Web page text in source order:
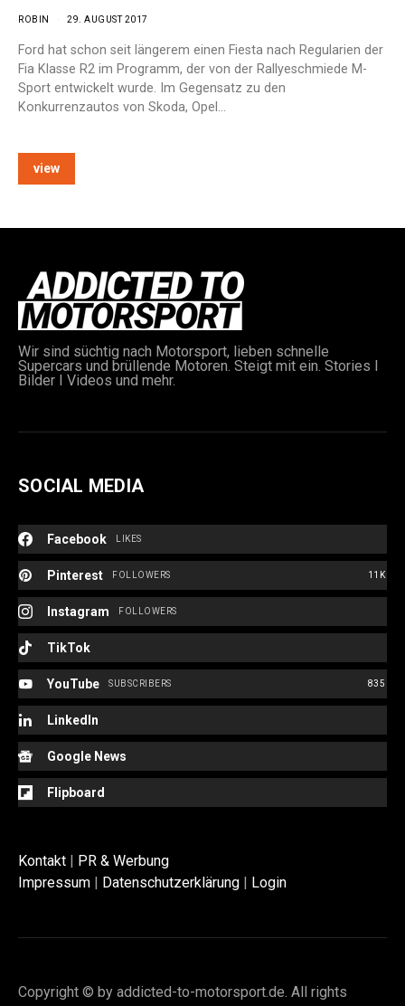
ROBIN 29. AUGUST 2017
Ford hat schon seit längerem einen Fiesta nach Regularien der
Fia Klasse R2 im Programm, der von der Rallyeschmiede M-
Sport entwickelt wurde. Im Gegensatz zu den
Konkurrenzautos von Skoda, Opel…
view
Wir sind süchtig nach Motorsport, lieben schnelle
Supercars und brüllende Motoren. Steigt mit ein. Stories I
Bilder I Videos und mehr.
SOCIAL MEDIA
Facebook LIKES
Pinterest 11K
FOLLOWERS
Instagram FOLLOWERS
TikTok
YouTube 835
SUBSCRIBERS
LinkedIn
Google News
Flipboard
Kontakt
PR & Werbung
Impressum
Datenschutzerklärung Login
Copyright © by addicted-to-motorsport.de. All rights